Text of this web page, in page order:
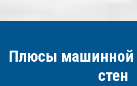
Плюсы машинной
стен